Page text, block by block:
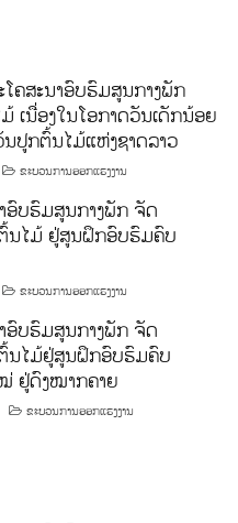
ໂຄສະນາອົບຮົມສູນກາງພັກ
ເນື່ອງໃນໂອກາດວັນເດັກນ້ອຍ
ນປູກຕົ້ນໄມ້ແຫ່ງຊາດລາວ
ຂະບວນການອອກແຮງງານ
ອົບຮົມສູນກາງພັກ ຈັດ
ນໄມ້ ຢູ່ສູນຝຶກອົບຮົມຄົບ
ຂະບວນການອອກແຮງງານ
ອົບຮົມສູນກາງພັກ ຈັດ
ນໄມ້ຢູ່ສູນຝຶກອົບຮົມຄົບ
ຢູ່ດົງໝາກຄາຍ
ຂະບວນການອອກແຮງງານ